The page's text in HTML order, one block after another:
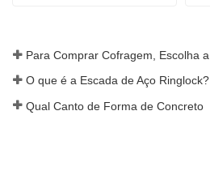
O que é a Escada de Aço Ringlock?
Qual Canto de Forma de Concreto